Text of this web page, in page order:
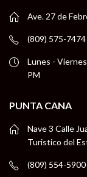
Ave. 27 de
(809) 575-7474
Lunes -
PM
PUNTA CANA
Nave 3 Calle
Turistico del
(809) 554-5900